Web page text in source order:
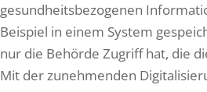
gesundheitsbezogenen
Beispiel in einem System
nur die Behörde Zugriff hat, die
Mit der zunehmenden